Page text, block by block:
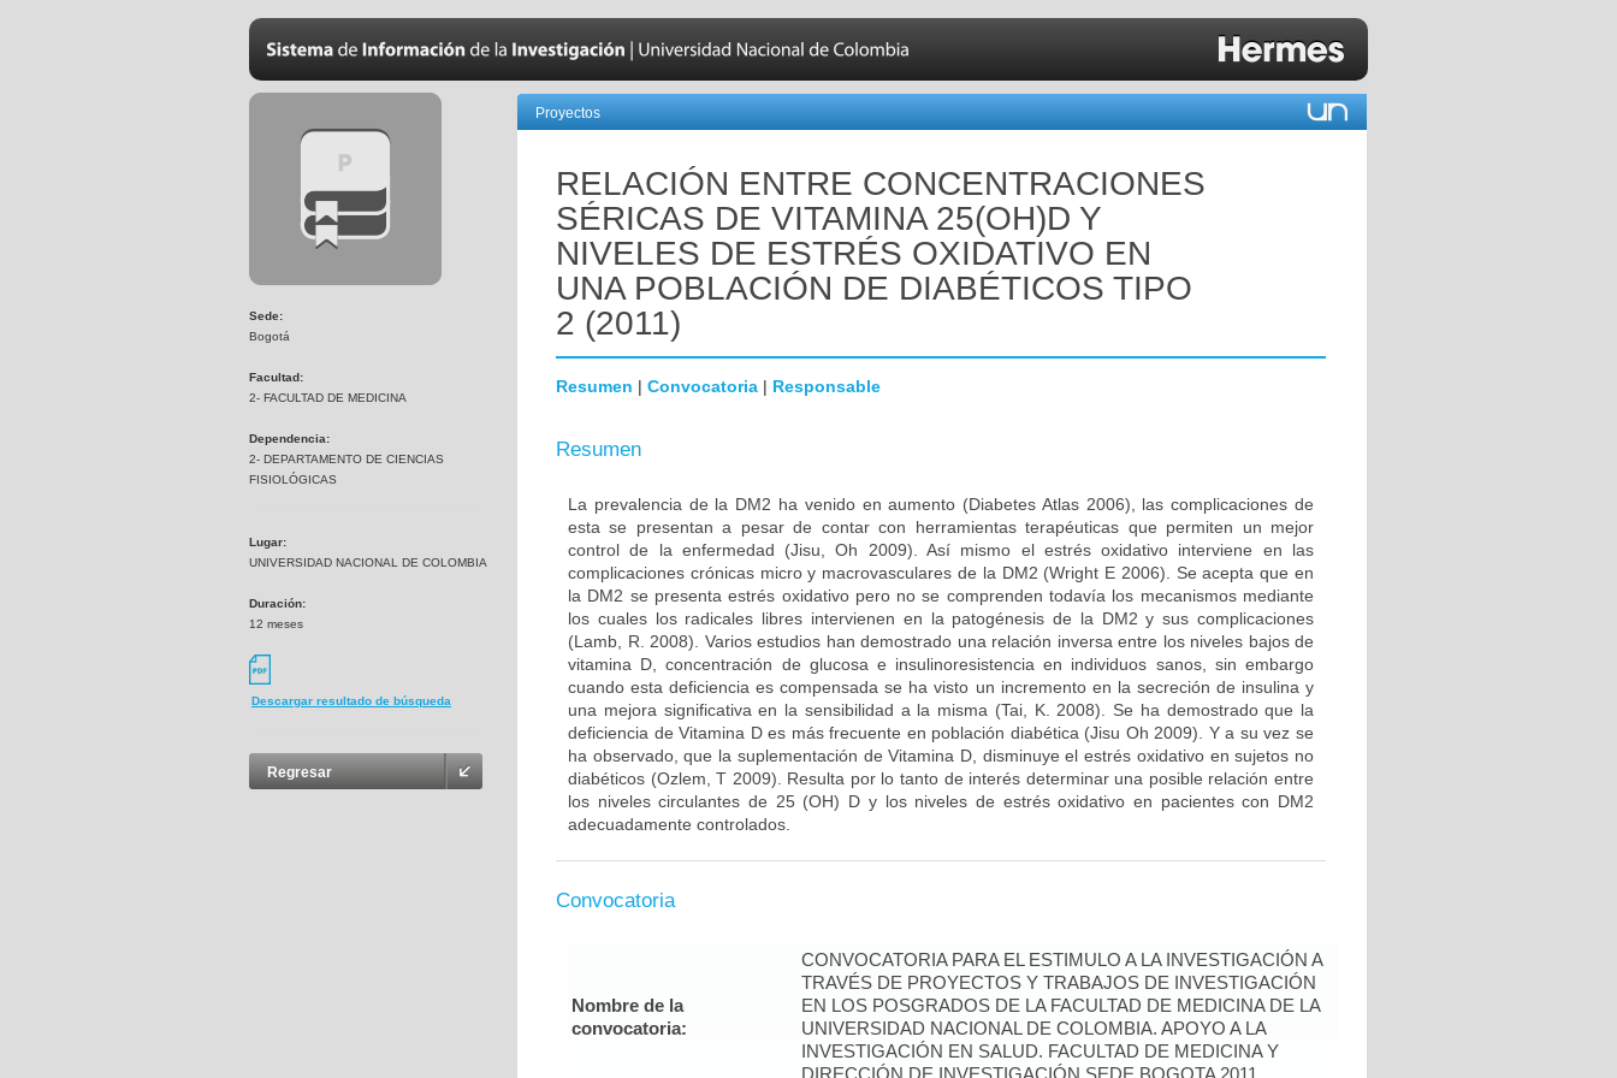
Sede:
Bogotá
Facultad:
2- FACULTAD DE MEDICINA
Dependencia:
2- DEPARTAMENTO DE CIENCIAS
FISIOLÓGICAS
Lugar:
UNIVERSIDAD NACIONAL DE COLOMBIA
Duración:
12 meses
Descargar resultado de búsqueda
Regresar
Proyectos
RELACIÓN ENTRE CONCENTRACIONES
SÉRICAS DE VITAMINA 25(OH)D Y
NIVELES DE ESTRÉS OXIDATIVO EN
UNA POBLACIÓN DE DIABÉTICOS TIPO
2 (2011)
Resumen | Convocatoria | Responsable
Resumen
La prevalencia de la DM2 ha venido en aumento (Diabetes Atlas 2006), las complicaciones de
esta se presentan a pesar de contar con herramientas terapéuticas que permiten un mejor
control de la enfermedad (Jisu, Oh 2009). Así mismo el estrés oxidativo interviene en las
complicaciones crónicas micro y macrovasculares de la DM2 (Wright E 2006). Se acepta que en
la DM2 se presenta estrés oxidativo pero no se comprenden todavía los mecanismos mediante
los cuales los radicales libres intervienen en la patogénesis de la DM2 y sus complicaciones
(Lamb, R. 2008). Varios estudios han demostrado una relación inversa entre los niveles bajos de
vitamina D, concentración de glucosa e insulinoresistencia en individuos sanos, sin embargo
cuando esta deficiencia es compensada se ha visto un incremento en la secreción de insulina y
una mejora significativa en la sensibilidad a la misma (Tai, K. 2008). Se ha demostrado que la
deficiencia de Vitamina D es más frecuente en población diabética (Jisu Oh 2009). Y a su vez se
ha observado, que la suplementación de Vitamina D, disminuye el estrés oxidativo en sujetos no
diabéticos (Ozlem, T 2009). Resulta por lo tanto de interés determinar una posible relación entre
los niveles circulantes de 25 (OH) D y los niveles de estrés oxidativo en pacientes con DM2
adecuadamente controlados.
Convocatoria
Nombre de la
convocatoria:
CONVOCATORIA PARA EL ESTIMULO A LA INVESTIGACIÓN A
TRAVÉS DE PROYECTOS Y TRABAJOS DE INVESTIGACIÓN
EN LOS POSGRADOS DE LA FACULTAD DE MEDICINA DE LA
UNIVERSIDAD NACIONAL DE COLOMBIA. APOYO A LA
INVESTIGACIÓN EN SALUD. FACULTAD DE MEDICINA Y
DIRECCIÓN DE INVESTIGACIÓN SEDE BOGOTA 2011.